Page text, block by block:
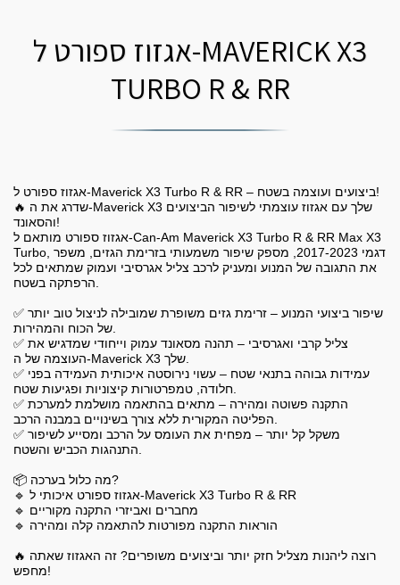
אגזוז ספורט ל-MAVERICK X3
TURBO R & RR
אגזוז ספורט ל-Maverick X3 Turbo R & RR – ביצועים ועוצמה בשטח!
🔥 שדרג את ה-Maverick X3 שלך עם אגזוז עוצמתי לשיפור הביצועים
והסאונד!
אגזוז ספורט מותאם ל-Can-Am Maverick X3 Turbo R & RR Max X3
Turbo, דגמי 2017-2023, מספק שיפור משמעותי בזרימת הגזים, משפר
את התגובה של המנוע ומעניק לרכב צליל אגרסיבי ועמוק שמתאים לכל
הרפתקה בשטח.
✅ שיפור ביצועי המנוע – זרימת גזים משופרת שמובילה לניצול טוב יותר
של הכוח והמהירות.
✅ צליל קרבי ואגרסיבי – תהנה מסאונד עמוק וייחודי שמדגיש את
העוצמה של ה-Maverick X3 שלך.
✅ עמידות גבוהה בתנאי שטח – עשוי נירוסטה איכותית העמידה בפני
חלודה, טמפרטורות קיצוניות ופגיעות שטח.
✅ התקנה פשוטה ומהירה – מתאים בהתאמה מושלמת למערכת
הפליטה המקורית ללא צורך בשינויים במבנה הרכב.
✅ משקל קל יותר – מפחית את העומס על הרכב ומסייע לשיפור
התנהגות הכביש והשטח.
📦 מה כלול בערכה?
🔹 אגזוז ספורט איכותי ל-Maverick X3 Turbo R & RR
🔹 מחברים ואביזרי התקנה מקוריים
🔹 הוראות התקנה מפורטות להתאמה קלה ומהירה
🔥 רוצה ליהנות מצליל חזק יותר וביצועים משופרים? זה האגזוז שאתה
מחפש!